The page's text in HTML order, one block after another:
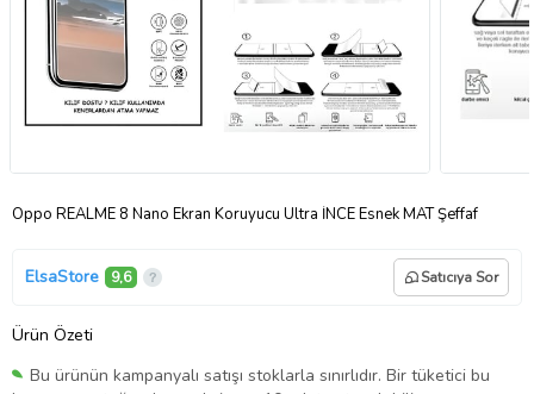
Oppo REALME 8 Nano Ekran Koruyucu Ultra İNCE Esnek MAT Şeffaf
ElsaStore 9,6 Satıcıya Sor
Ürün Özeti
Bu ürünün kampanyalı satışı stoklarla sınırlıdır. Bir tüketici bu